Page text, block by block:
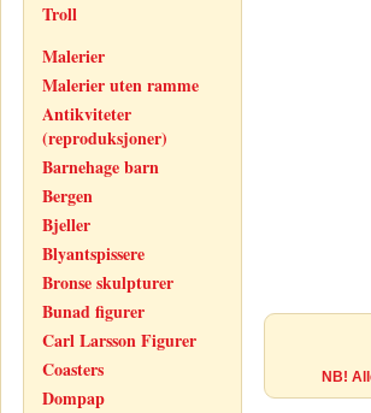
Troll
Malerier
Malerier uten ramme
Antikviteter
(reproduksjoner)
Barnehage barn
Bergen
Bjeller
Blyantspissere
Bronse skulpturer
Bunad figurer
Carl Larsson Figurer
Coasters
Dompap
NB!